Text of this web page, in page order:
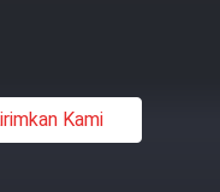
Kami